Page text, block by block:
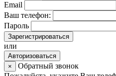
Email
Ваш телефон:
Пароль
Зарегистрироваться
или
Авторизоваться
×
Обратный звонок